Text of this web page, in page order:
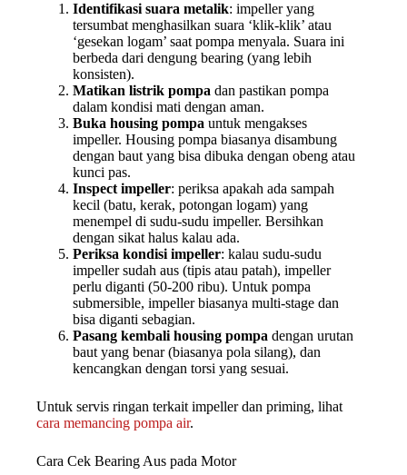
Identifikasi suara metalik: impeller yang
tersumbat menghasilkan suara ‘klik-klik’ atau
‘gesekan logam’ saat pompa menyala. Suara ini
berbeda dari dengung bearing (yang lebih
konsisten).
Matikan listrik pompa dan pastikan pompa
dalam kondisi mati dengan aman.
Buka housing pompa untuk mengakses
impeller. Housing pompa biasanya disambung
dengan baut yang bisa dibuka dengan obeng atau
kunci pas.
Inspect impeller: periksa apakah ada sampah
kecil (batu, kerak, potongan logam) yang
menempel di sudu-sudu impeller. Bersihkan
dengan sikat halus kalau ada.
Periksa kondisi impeller: kalau sudu-sudu
impeller sudah aus (tipis atau patah), impeller
perlu diganti (50-200 ribu). Untuk pompa
submersible, impeller biasanya multi-stage dan
bisa diganti sebagian.
Pasang kembali housing pompa dengan urutan
baut yang benar (biasanya pola silang), dan
kencangkan dengan torsi yang sesuai.
Untuk servis ringan terkait impeller dan priming, lihat
cara memancing pompa air.
Cara Cek Bearing Aus pada Motor